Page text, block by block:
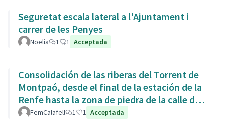
Seguretat escala lateral a l'Ajuntament i
carrer de les Penyes
Noelia 1 1 Acceptada
Consolidación de las riberas del Torrent de
Montpaó, desde el final de la estación de la
Renfe hasta la zona de piedra de la calle de
L’Estany.
FemCalafell 1 1 Acceptada